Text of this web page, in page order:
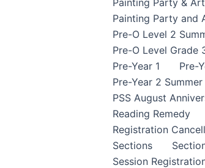
Painting Party &
Painting Party and
Pre-O Level 2
Pre-O Level Grade
Pre-Year 1
Pre-
Pre-Year 2
PSS August
Reading Remedy
Registration
Sections
Session